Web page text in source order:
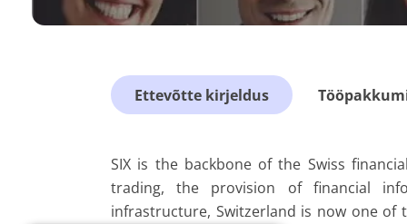
Ettevõtte kirjeldus
SIX is the backbone of the Swiss
trading, the provision of financial
infrastructure, Switzerland is now one of